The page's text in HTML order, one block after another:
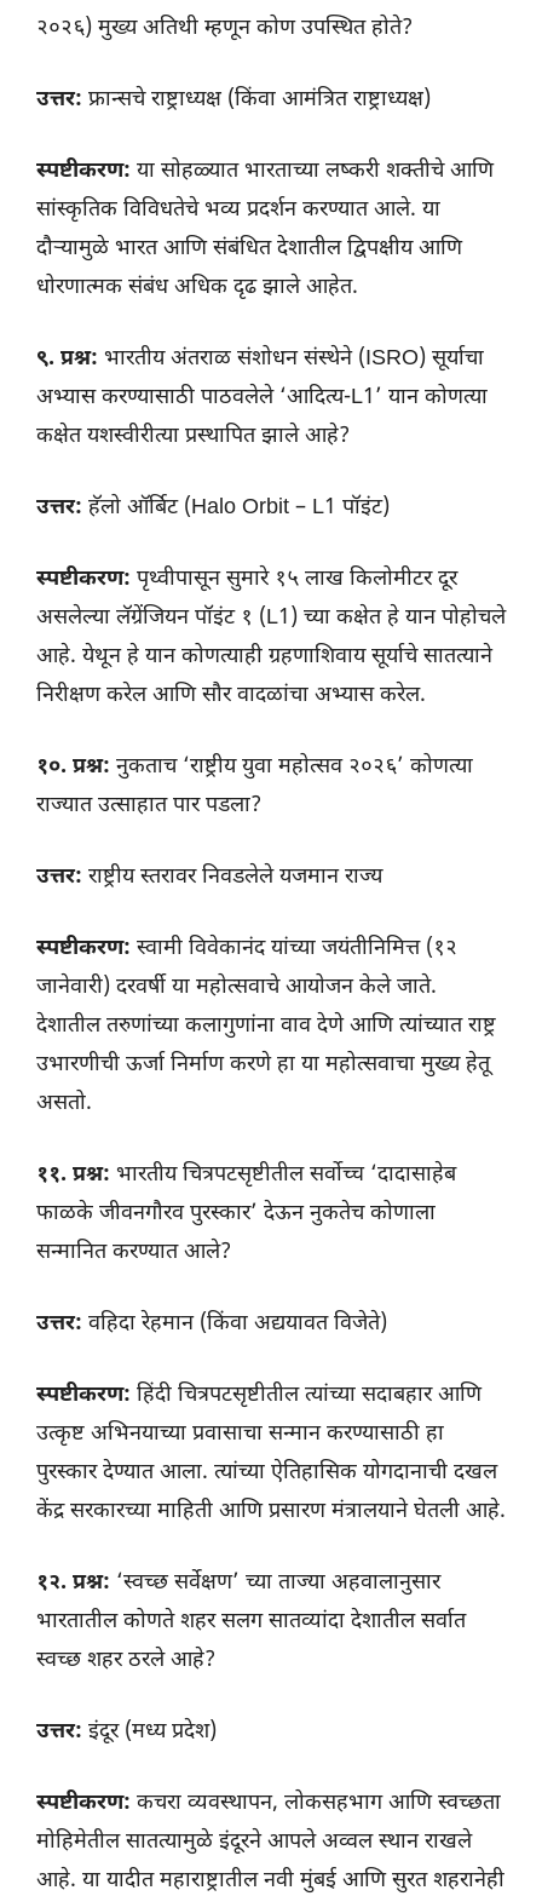
२०२६) मुख्य अतिथी म्हणून कोण उपस्थित होते?
उत्तर: फ्रान्सचे राष्ट्राध्यक्ष (किंवा आमंत्रित राष्ट्राध्यक्ष)
स्पष्टीकरण: या सोहळ्यात भारताच्या लष्करी शक्तीचे आणि
सांस्कृतिक विविधतेचे भव्य प्रदर्शन करण्यात आले. या
दौऱ्यामुळे भारत आणि संबंधित देशातील द्विपक्षीय आणि
धोरणात्मक संबंध अधिक दृढ झाले आहेत.
९. प्रश्न: भारतीय अंतराळ संशोधन संस्थेने (ISRO) सूर्याचा
अभ्यास करण्यासाठी पाठवलेले ‘आदित्य-L1’ यान कोणत्या
कक्षेत यशस्वीरीत्या प्रस्थापित झाले आहे?
उत्तर: हॅलो ऑर्बिट (Halo Orbit – L1 पॉइंट)
स्पष्टीकरण: पृथ्वीपासून सुमारे १५ लाख किलोमीटर दूर
असलेल्या लॅग्रेंजियन पॉइंट १ (L1) च्या कक्षेत हे यान पोहोचले
आहे. येथून हे यान कोणत्याही ग्रहणाशिवाय सूर्याचे सातत्याने
निरीक्षण करेल आणि सौर वादळांचा अभ्यास करेल.
१०. प्रश्न: नुकताच ‘राष्ट्रीय युवा महोत्सव २०२६’ कोणत्या
राज्यात उत्साहात पार पडला?
उत्तर: राष्ट्रीय स्तरावर निवडलेले यजमान राज्य
स्पष्टीकरण: स्वामी विवेकानंद यांच्या जयंतीनिमित्त (१२
जानेवारी) दरवर्षी या महोत्सवाचे आयोजन केले जाते.
देशातील तरुणांच्या कलागुणांना वाव देणे आणि त्यांच्यात राष्ट्र
उभारणीची ऊर्जा निर्माण करणे हा या महोत्सवाचा मुख्य हेतू
असतो.
११. प्रश्न: भारतीय चित्रपटसृष्टीतील सर्वोच्च ‘दादासाहेब
फाळके जीवनगौरव पुरस्कार’ देऊन नुकतेच कोणाला
सन्मानित करण्यात आले?
उत्तर: वहिदा रेहमान (किंवा अद्ययावत विजेते)
स्पष्टीकरण: हिंदी चित्रपटसृष्टीतील त्यांच्या सदाबहार आणि
उत्कृष्ट अभिनयाच्या प्रवासाचा सन्मान करण्यासाठी हा
पुरस्कार देण्यात आला. त्यांच्या ऐतिहासिक योगदानाची दखल
केंद्र सरकारच्या माहिती आणि प्रसारण मंत्रालयाने घेतली आहे.
१२. प्रश्न: ‘स्वच्छ सर्वेक्षण’ च्या ताज्या अहवालानुसार
भारतातील कोणते शहर सलग सातव्यांदा देशातील सर्वात
स्वच्छ शहर ठरले आहे?
उत्तर: इंदूर (मध्य प्रदेश)
स्पष्टीकरण: कचरा व्यवस्थापन, लोकसहभाग आणि स्वच्छता
मोहिमेतील सातत्यामुळे इंदूरने आपले अव्वल स्थान राखले
आहे. या यादीत महाराष्ट्रातील नवी मुंबई आणि सुरत शहरानेही